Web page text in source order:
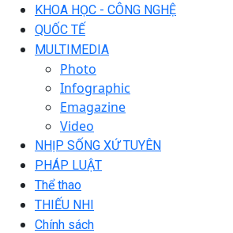
KHOA HỌC - CÔNG NGHỆ
QUỐC TẾ
MULTIMEDIA
Photo
Infographic
Emagazine
Video
NHỊP SỐNG XỨ TUYÊN
PHÁP LUẬT
Thể thao
THIẾU NHI
Chính sách